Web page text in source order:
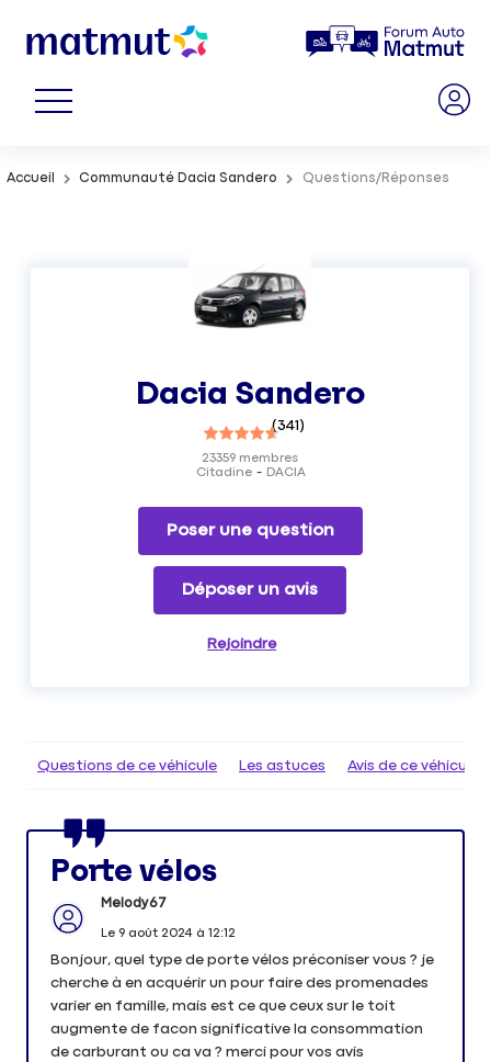
Accueil Communauté Dacia Sandero Questions/Réponses
Dacia Sandero
(341)
Citadine DACIA
23359 membres
Poser une question
Déposer un avis
Rejoindre
Questions de ce véhicule Les astuces Avis de ce véhicule
Porte vélos
Melody67
Le 9 août 2024à 12:12
Bonjour, quel type de porte vélos préconiser vous ? je
cherche à en acquérir un pour faire des promenades
varier en famille, mais est ce que ceux sur le toit
augmente de facon significative la consommation
de carburant ou ca va ? merci pour vos avis